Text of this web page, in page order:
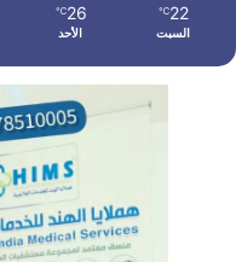
22
℃
السبت
26
℃
الأحد